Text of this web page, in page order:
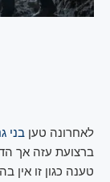
לאחרונה טען בני
ברצועת עזה אך
טענה כגון זו